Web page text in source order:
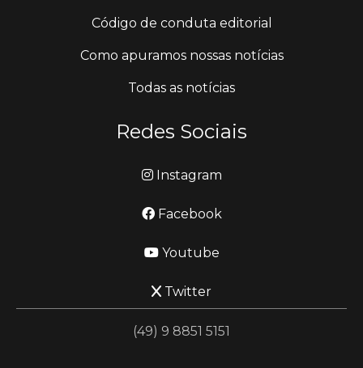
Código de conduta editorial
Como apuramos nossas notícias
Todas as notícias
Redes Sociais
Instagram
Facebook
Youtube
Twitter
(49) 9 8851 5151